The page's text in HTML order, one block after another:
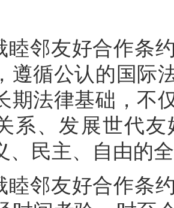
睦邻友好合作条
遵循公认的国际
期法律基础，不
系、发展世代
、民主、自由的
睦邻友好合作条